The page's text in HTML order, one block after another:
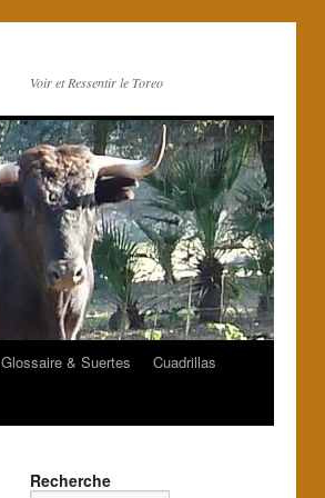
Voir et Ressentir le Toreo
Glossaire & Suertes
Cuadrillas
Recherche